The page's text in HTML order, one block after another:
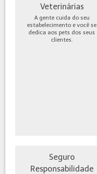
Veterinárias
A gente cuida do seu
estabelecimento e você se
dedica aos pets dos seus
clientes.
Seguro
Responsabilidade